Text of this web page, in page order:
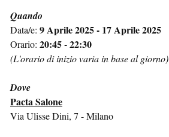
Quando
Data/e: 9 Aprile 2025 - 17 Aprile 2025
Orario: 20:45 - 22:30
(L'orario di inizio varia in base al giorno)
Dove
Pacta Salone
Via Ulisse Dini, 7 - Milano